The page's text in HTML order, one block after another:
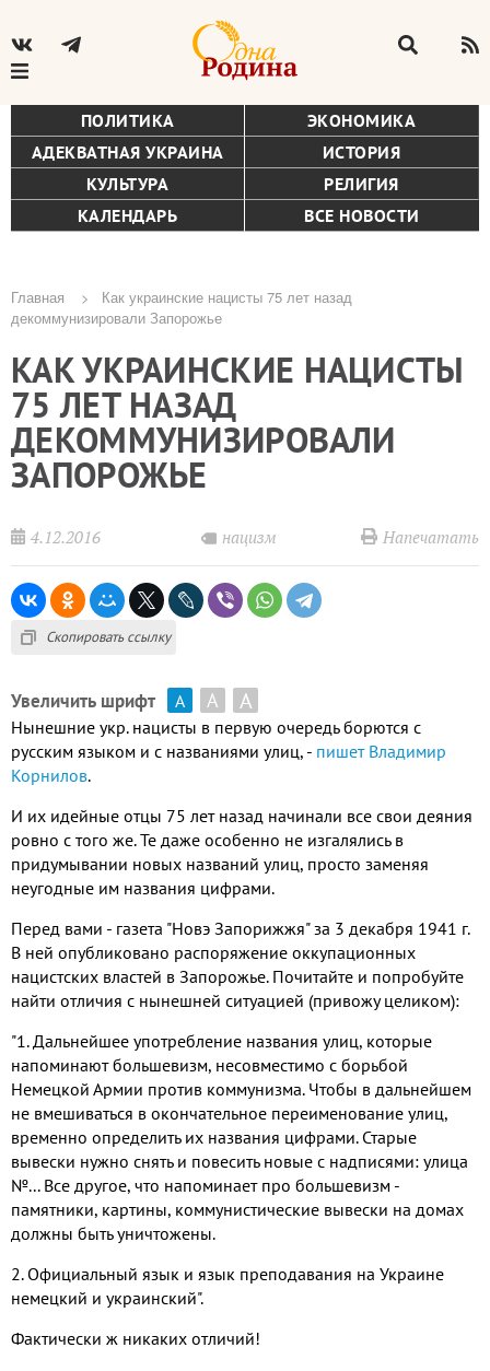
ПОЛИТИКА
ЭКОНОМИКА
АДЕКВАТНАЯ УКРАИНА
ИСТОРИЯ
КУЛЬТУРА
РЕЛИГИЯ
КАЛЕНДАРЬ
ВСЕ НОВОСТИ
Строка
навигации
Главная
Как украинские нацисты 75 лет назад
декоммунизировали Запорожье
КАК УКРАИНСКИЕ НАЦИСТЫ
75 ЛЕТ НАЗАД
ДЕКОММУНИЗИРОВАЛИ
ЗАПОРОЖЬЕ
4.12.2016 нацизм Напечатать
Скопировать ссылку
Увеличить шрифт А А А
Нынешние укр. нацисты в первую очередь борются с
русским языком и с названиями улиц, - пишет Владимир
Корнилов.
И их идейные отцы 75 лет назад начинали все свои деяния
ровно с того же. Те даже особенно не изгалялись в
придумывании новых названий улиц, просто заменяя
неугодные им названия цифрами.
Перед вами - газета "Новэ Запорижжя" за 3 декабря 1941 г.
В ней опубликовано распоряжение оккупационных
нацистских властей в Запорожье. Почитайте и попробуйте
найти отличия с нынешней ситуацией (привожу целиком):
"1. Дальнейшее употребление названия улиц, которые
напоминают большевизм, несовместимо с борьбой
Немецкой Армии против коммунизма. Чтобы в дальнейшем
не вмешиваться в окончательное переименование улиц,
временно определить их названия цифрами. Старые
вывески нужно снять и повесить новые с надписями: улица
№... Все другое, что напоминает про большевизм -
памятники, картины, коммунистические вывески на домах
должны быть уничтожены.
2. Официальный язык и язык преподавания на Украине
немецкий и украинский".
Фактически ж никаких отличий!